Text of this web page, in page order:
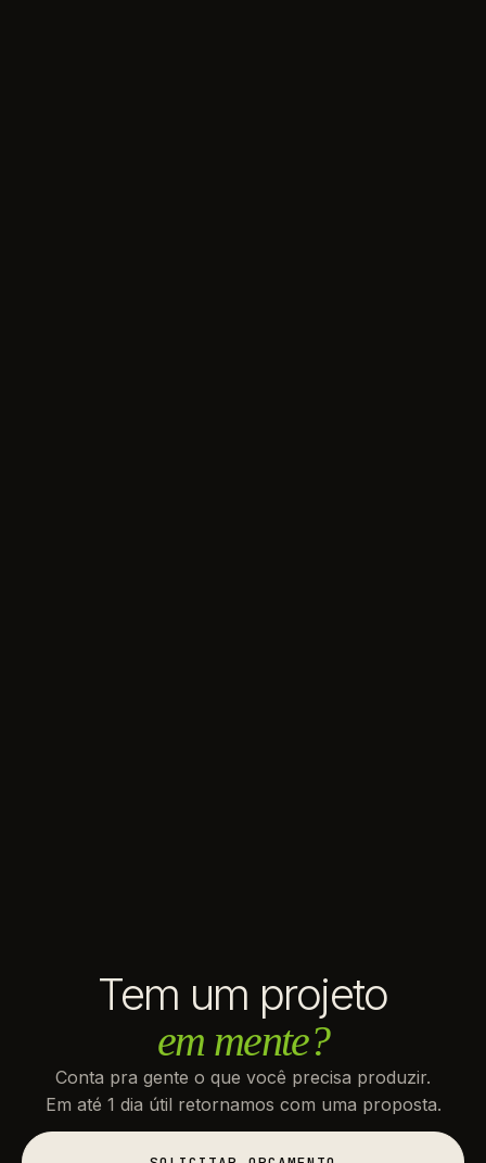
Tem um projeto
em mente?
Conta pra gente o que você precisa produzir.
Em até 1 dia útil retornamos com uma proposta.